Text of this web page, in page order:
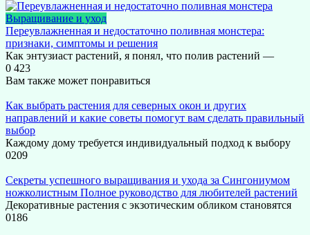
Выращивание и уход
Переувлажненная и недостаточно поливная монстера:
признаки, симптомы и решения
Как энтузиаст растений, я понял, что полив растений —
0 423
Вам также может понравиться
Как выбрать растения для северных окон и других
направлений и какие советы помогут вам сделать правильный
выбор
Каждому дому требуется индивидуальный подход к выбору
0209
Секреты успешного выращивания и ухода за Сингониумом
ножколистным Полное руководство для любителей растений
Декоративные растения с экзотическим обликом становятся
0186